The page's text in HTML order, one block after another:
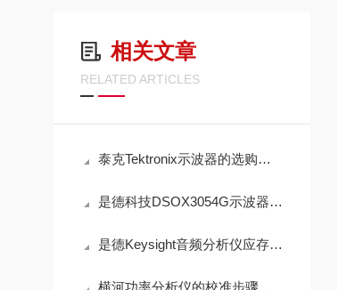
相关文章
RELATED ARTICLES
泰克Tektronix示波器的选购建议
是德科技DSOX3054G示波器全新新款黑机到货
是德Keysight音频分析仪应存放在干燥、通风的地方
横河功率分析仪的校准步骤及维护